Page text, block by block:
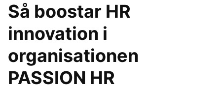
Så boostar HR
innovation i
organisationen
PASSION HR